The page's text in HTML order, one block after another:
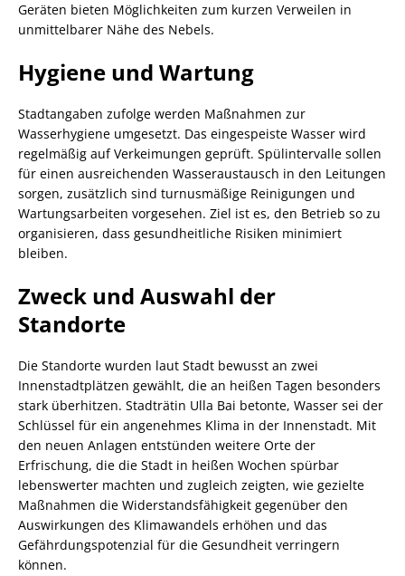
Geräten bieten Möglichkeiten zum kurzen Verweilen in
unmittelbarer Nähe des Nebels.
Hygiene und Wartung
Stadtangaben zufolge werden Maßnahmen zur
Wasserhygiene umgesetzt. Das eingespeiste Wasser wird
regelmäßig auf Verkeimungen geprüft. Spülintervalle sollen
für einen ausreichenden Wasseraustausch in den Leitungen
sorgen, zusätzlich sind turnusmäßige Reinigungen und
Wartungsarbeiten vorgesehen. Ziel ist es, den Betrieb so zu
organisieren, dass gesundheitliche Risiken minimiert
bleiben.
Zweck und Auswahl der
Standorte
Die Standorte wurden laut Stadt bewusst an zwei
Innenstadtplätzen gewählt, die an heißen Tagen besonders
stark überhitzen. Stadträtin Ulla Bai betonte, Wasser sei der
Schlüssel für ein angenehmes Klima in der Innenstadt. Mit
den neuen Anlagen entstünden weitere Orte der
Erfrischung, die die Stadt in heißen Wochen spürbar
lebenswerter machten und zugleich zeigten, wie gezielte
Maßnahmen die Widerstandsfähigkeit gegenüber den
Auswirkungen des Klimawandels erhöhen und das
Gefährdungspotenzial für die Gesundheit verringern
können.